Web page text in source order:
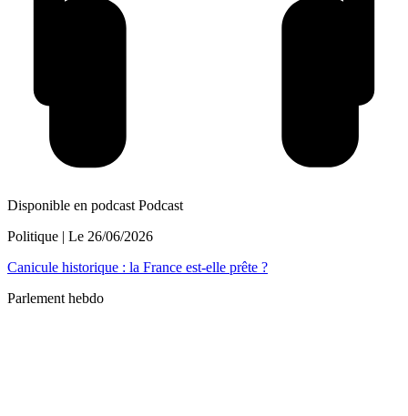
Disponible en podcast Podcast
Politique | Le 26/06/2026
Canicule historique : la France est-elle prête ?
Parlement hebdo